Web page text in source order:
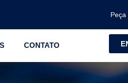
CONTATO